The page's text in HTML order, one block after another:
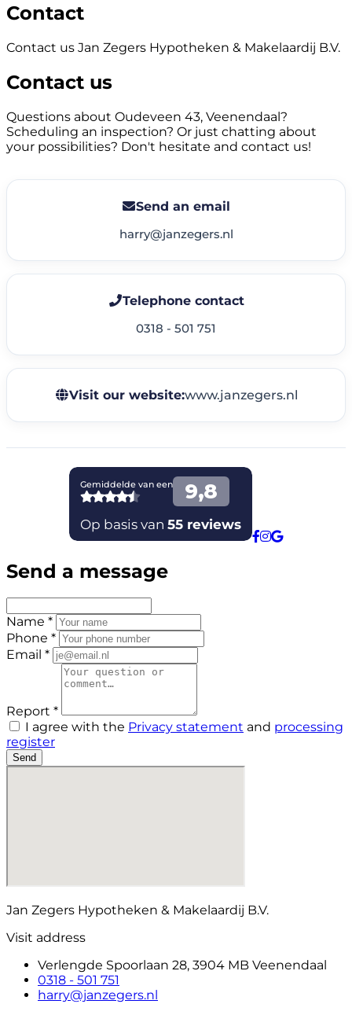
Contact
Contact us Jan Zegers Hypotheken & Makelaardij B.V.
Contact us
Questions about Oudeveen 43, Veenendaal?
Scheduling an inspection? Or just chatting about
your possibilities? Don't hesitate and contact us!
Send an email
harry@janzegers.nl
Telephone contact
0318 - 501 751
Visit our website:www.janzegers.nl
Send a message
Name *
Phone *
Email *
Report *
I agree with the Privacy statement and processing
register
Send
Jan Zegers Hypotheken & Makelaardij B.V.
Visit address
Verlengde Spoorlaan 28, 3904 MB Veenendaal
0318 - 501 751
harry@janzegers.nl